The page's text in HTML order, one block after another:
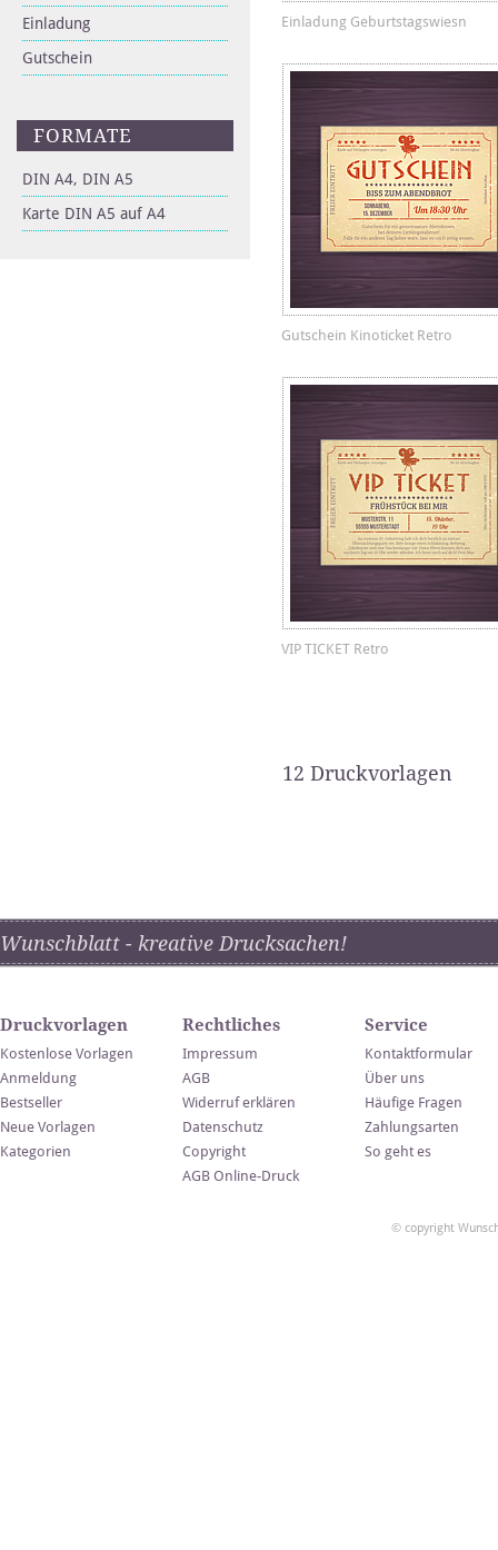
Einladung
Gutschein
FORMATE
DIN A4, DIN A5
Karte DIN A5 auf A4
Einladung Geburtstagswiesn
Gutschein Kinoticket Retro
VIP TICKET Retro
12 Druckvorlagen
Wunschblatt - kreative Drucksachen!
Druckvorlagen
Kostenlose Vorlagen
Anmeldung
Bestseller
Neue Vorlagen
Kategorien
Rechtliches
Impressum
AGB
Widerruf erklären
Datenschutz
Copyright
AGB Online-Druck
Service
Kontaktformular
Über uns
Häufige Fragen
Zahlungsarten
So geht es
© copyright